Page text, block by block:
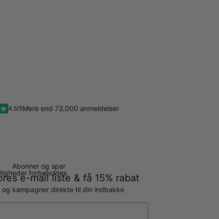
Abonner og spar
e-mail liste & få 15% rabat
og kampagner direkte til din indbakke
4.5/5Mere end 73,000 anmeldelser
forbeholdes